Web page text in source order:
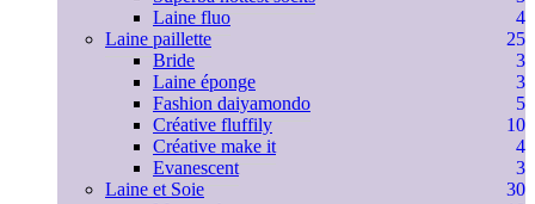
Laine fluo
4
Laine paillette
25
Bride
3
Laine éponge
3
Fashion daiyamondo
5
Créative fluffily
10
Créative make it
4
Evanescent
3
Laine et Soie
30